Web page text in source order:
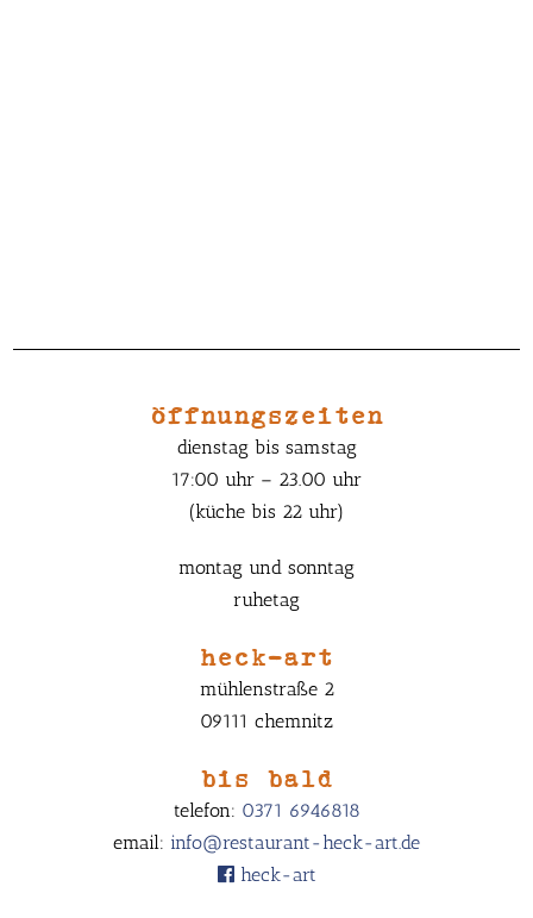
öffnungszeiten
dienstag bis samstag
17:00 uhr – 23.00 uhr
(küche bis 22 uhr)
montag und sonntag
ruhetag
heck-art
mühlenstraße 2
09111 chemnitz
bis bald
telefon: 0371 6946818
email: info@restaurant-heck-art.de
heck-art